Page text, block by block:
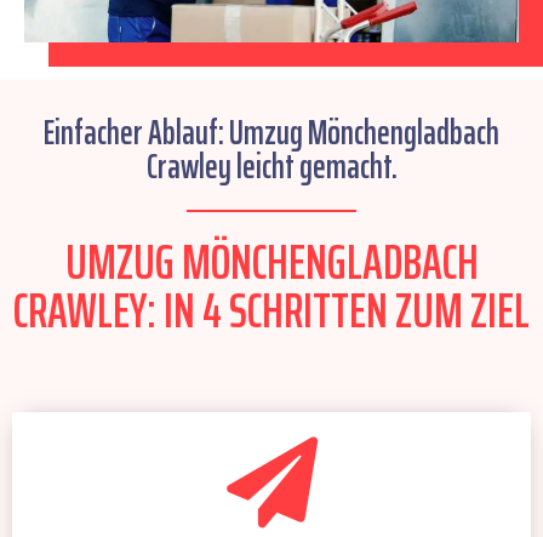
Einfacher Ablauf: Umzug Mönchengladbach
Crawley leicht gemacht.
UMZUG MÖNCHENGLADBACH
CRAWLEY: IN 4 SCHRITTEN ZUM ZIEL